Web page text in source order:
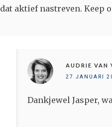
dat aktief nastreven. Keep
AUDRIE VAN
27 JANUARI
Dankjewel Jasper,